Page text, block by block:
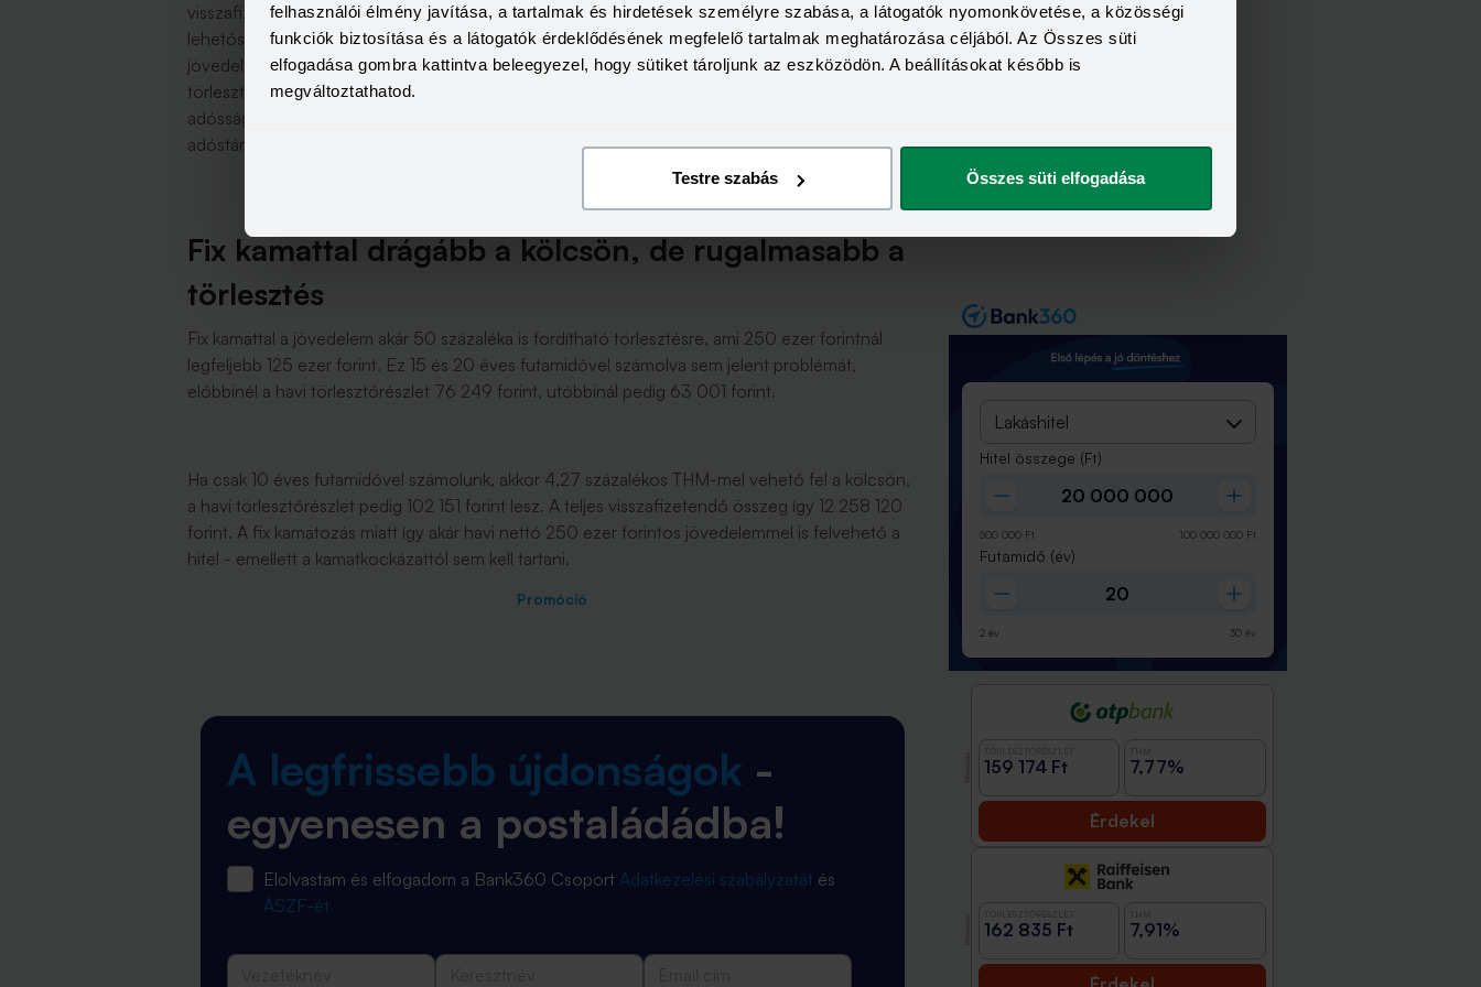
felhasználói élmény javítása, a tartalmak és hirdetések személyre szabása, a látogatók nyomonkövetése, a közösségi
funkciók biztosítása és a látogatók érdeklődésének megfelelő tartalmak meghatározása céljából. Az Összes süti
elfogadása gombra kattintva beleegyezel, hogy sütiket tároljunk az eszközödön. A beállításokat később is
megváltoztathatod.
Testre szabás Összes süti elfogadása
visszafizetendő összeg viszont csak 11 701 560 forintot tenne ki, ami jelentős különbség a fenti
lehetőségekhez képest. Van azonban egy akadály, ha továbbra is havi nettó 250 ezer forintos
jövedelemmel számolunk: öt éves kamatperiódussal számolva a közel 100 ezer forintos
törlesztőrészlet nem fér bele a jövedelembe, mivel legfeljebb 87 500 forint a vállalható az
adósságfék szabályok szerint. A tízéves futamidő és az ötéves kamatperiódus a fenti példával
adóstárs bevonásával vagy legalább 279 ezer forint igazolt jövedelemmel lenne elérhető.
Fix kamattal drágább a kölcsön, de rugalmasabb a
törlesztés
Fix kamattal a jövedelem akár 50 százaléka is fordítható törlesztésre, ami 250 ezer forintnál
legfeljebb 125 ezer forint. Ez 15 és 20 éves futamidővel számolva sem jelent problémát,
előbbinél a havi törlesztőrészlet 76 249 forint, utóbbinál pedig 63 001 forint.
Ha csak 10 éves futamidővel számolunk, akkor 4,27 százalékos THM-mel vehető fel a kölcsön,
a havi törlesztőrészlet pedig 102 151 forint lesz. A teljes visszafizetendő összeg így 12 258 120
forint. A fix kamatozás miatt így akár havi nettó 250 ezer forintos jövedelemmel is felvehető a
hitel - emellett a kamatkockázattól sem kell tartani.
Promóció
A legfrissebb újdonságok -
egyenesen a postaládádba!
Elolvastam és elfogadom a Bank360 Csoport Adatkezelési szabályzatát és
ÁSZF-ét
Lakáshitel
Hitel összege (Ft)
500 000 Ft 100 000 000 Ft
Futamidő (év)
2 év 30 év
159 174 Ft 7,77%
Érdekel
162 835 Ft 7,91%